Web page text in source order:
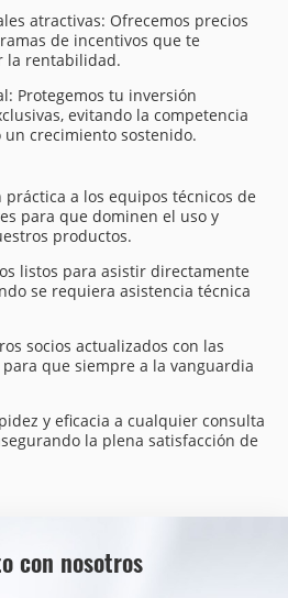
atractivas: Ofrecemos precios
de incentivos que te
la rentabilidad.
Protegemos tu inversión
evitando la competencia
crecimiento sostenido.
a los equipos técnicos de
para que dominen el uso y
productos.
listos para asistir directamente
se requiera asistencia técnica
socios actualizados con las
que siempre a la vanguardia
y eficacia a cualquier consulta
la plena satisfacción de
con nosotros